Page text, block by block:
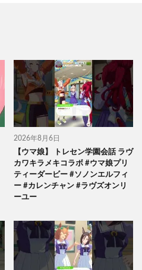
2026年8月6日
【ウマ娘】 トレセン学園会話 ラヴ
カワキラメキコラボ #ウマ娘プリ
ティーダービー #ソノンエルフィ
ー #カレンチャン #ラヴズオンリ
ーユー